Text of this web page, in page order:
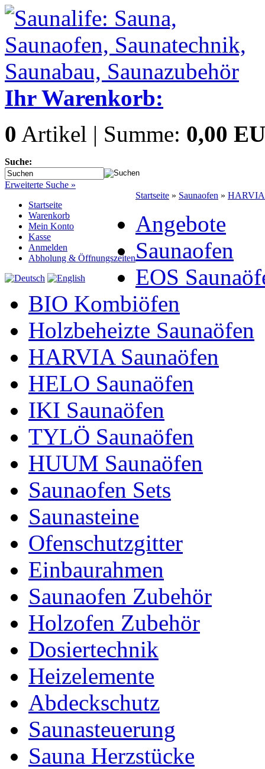
Ihr Warenkorb:
0 Artikel | Summe: 0,00
Suche:
Erweiterte Suche »
Startseite
Warenkorb
Mein Konto
Kasse
Anmelden
Abholung & Öffnungszeiten
Startseite » Saunaofen » HARVIA
Angebote
Saunaofen
EOS
BIO Kombiöfen
Holzbeheizte Saunaöfen
HARVIA Saunaöfen
HELO Saunaöfen
IKI Saunaöfen
TYLÖ Saunaöfen
HUUM Saunaöfen
Saunaofen Sets
Saunasteine
Ofenschutzgitter
Einbaurahmen
Saunaofen Zubehör
Holzofen Zubehör
Dosiertechnik
Heizelemente
Abdeckschutz
Saunasteuerung
Sauna Herzstücke